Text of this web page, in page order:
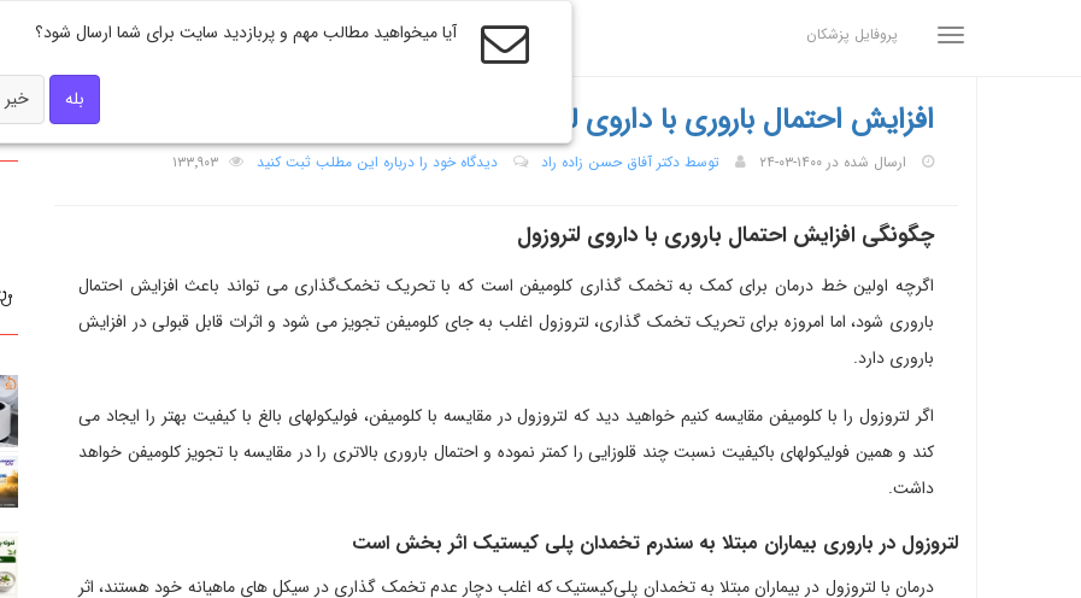
پروفایل پزشکان
افزایش احتمال باروری با داروی لتروزول
ارسال شده در ۱۴۰۰-۰۳-۲۴ توسط دکتر آفاق حسن زاده راد دیدگاه خود را درباره این مطلب ثبت کنید ۱۳۳٬۹۰۳
چگونگی افزایش احتمال باروری با داروی لتروزول
اگرچه اولین خط درمان برای کمک به تخمک گذاری کلومیفن است که با تحریک تخمک‌گذاری می تواند باعث افزایش احتمال
باروری شود، اما امروزه برای تحریک تخمک گذاری، لتروزول اغلب به جای کلومیفن تجویز می شود و اثرات قابل قبولی در افزایش
باروری دارد.
اگر لتروزول را با کلومیفن مقایسه کنیم خواهید دید که لتروزول در مقایسه با کلومیفن، فولیکولهای بالغ با کیفیت بهتر را ایجاد می
کند و همین فولیکولهای باکیفیت نسبت چند قلوزایی را کمتر نموده و احتمال باروری بالاتری را در مقایسه با تجویز کلومیفن خواهد
داشت.
لتروزول در باروری بیماران مبتلا به سندرم تخمدان پلی کیستیک اثر بخش است
درمان با لتروزول در بیماران مبتلا به تخمدان پلی‌کیستیک که اغلب دچار عدم تخمک گذاری در سیکل های ماهیانه خود هستند، اثر
آیا میخواهید مطالب مهم و پربازدید سایت برای شما ارسال شود؟
بله خیر